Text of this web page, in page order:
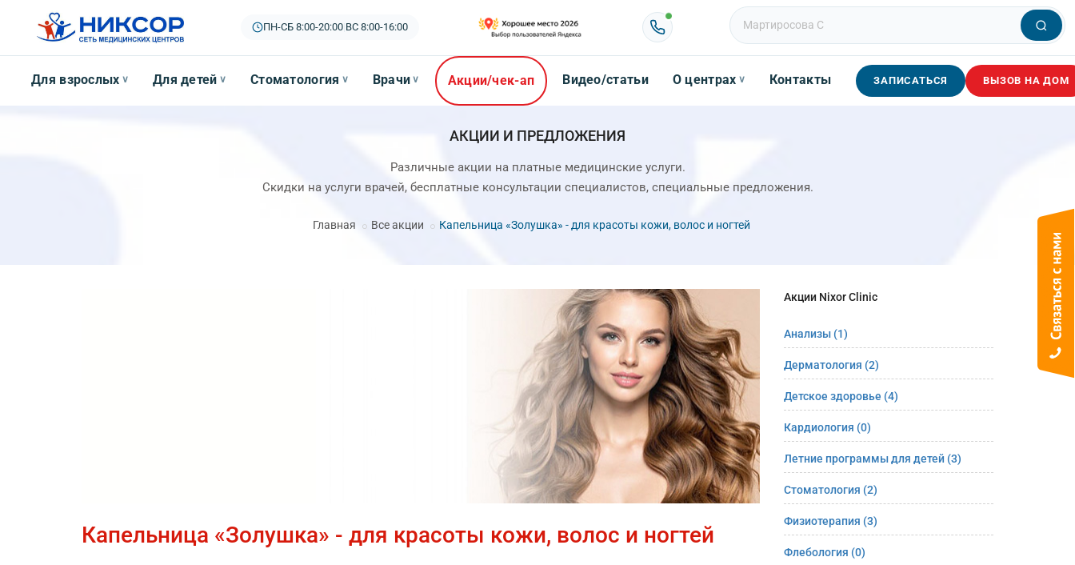
ПН-СБ 8:00-20:00| ВС 8:00-16:00
Для взрослых ∨ Для детей ∨ Стоматология ∨ Врачи ∨ Акции/чек-ап Видео/статьи О центрах ∨ Контакты ЗАПИСАТЬСЯ ВЫЗОВ НА ДОМ
АКЦИИ И ПРЕДЛОЖЕНИЯ
Различные акции на платные медицинские услуги.
Скидки на услуги врачей, бесплатные консультации специалистов, специальные предложения.
Главная Все акции Капельница «Золушка» - для красоты кожи, волос и ногтей
Капельница «Золушка» - для красоты кожи, волос и ногтей
Акции Nixor Clinic
Анализы (1)
Дерматология (2)
Детское здоровье (4)
Кардиология (0)
Летние программы для детей (3)
Стоматология (2)
Физиотерапия (3)
Флебология (0)